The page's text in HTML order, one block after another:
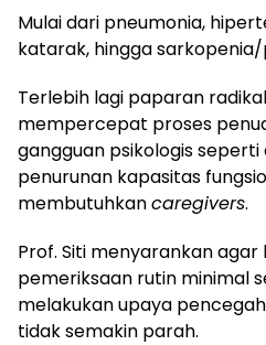
Mulai dari pneumonia,
katarak, hingga
Terlebih lagi paparan
mempercepat proses
gangguan psikologis seperti
penurunan kapasitas
membutuhkancaregivers.
Prof. Siti menyarankan
pemeriksaan rutin minimal
melakukan upaya
tidak semakin parah.